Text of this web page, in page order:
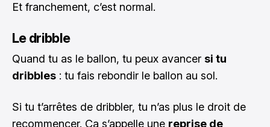
Et franchement, c’est normal.
Le dribble
Quand tu as le ballon, tu peux avancer si tu
dribbles : tu fais rebondir le ballon au sol.
Si tu t’arrêtes de dribbler, tu n’as plus le droit de
recommencer. Ça s’appelle une reprise de